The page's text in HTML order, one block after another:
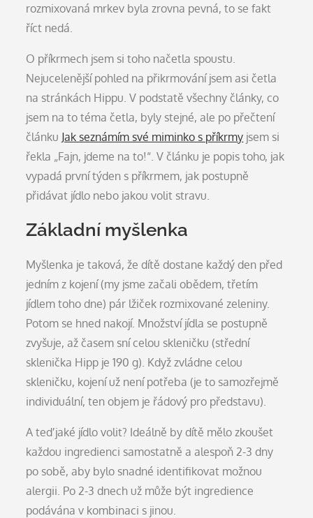
rozmixovaná mrkev byla zrovna pevná, to se fakt
říct nedá.
O příkrmech jsem si toho načetla spoustu.
Nejucelenější pohled na přikrmování jsem asi četla
na stránkách Hippu. V podstatě všechny články, co
jsem na to téma četla, byly stejné, ale po přečtení
článku Jak seznámím své miminko s příkrmy jsem si
řekla „Fajn, jdeme na to!“. V článku je popis toho, jak
vypadá první týden s příkrmem, jak postupně
přidávat jídlo nebo jakou volit stravu.
Základní myšlenka
Myšlenka je taková, že dítě dostane každý den před
jedním z kojení (my jsme začali obědem, třetím
jídlem toho dne) pár lžiček rozmixované zeleniny.
Potom se hned nakojí. Množství jídla se postupně
zvyšuje, až časem sní celou skleničku (střední
sklenička Hipp je 190 g). Když zvládne celou
skleničku, kojení už není potřeba (je to samozřejmě
individuální, ten objem je řádový pro představu).
A teď jaké jídlo volit? Ideálně by dítě mělo zkoušet
každou ingredienci samostatně a alespoň 2-3 dny
po sobě, aby bylo snadné identifikovat možnou
alergii. Po 2-3 dnech už může být ingredience
podávána v kombinaci s jinou.